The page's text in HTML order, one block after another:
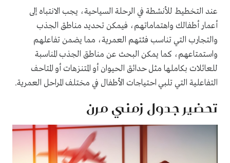
عند التخطيط للأنشطة في الرحلة السياحية، يجب الانتباه إلى
أعمار أطفالك واهتماماتهم، فيمكن تحديد مناطق الجذب
والتجارب التي تناسب فئتهم العمرية، مما يضمن تفاعلهم
واستمتاعهم، كما يمكن البحث عن مناطق الجذب المناسبة
للعائلات بكاملها مثل حدائق الحيوان أو المتنزهات أو المتاحف
التفاعلية التي تلبي احتياجات الأطفال في مختلف المراحل العمرية.
تحضير جدول زمني مرن